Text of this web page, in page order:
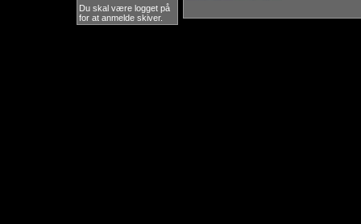
Du skal være logget på
for at anmelde skiver.